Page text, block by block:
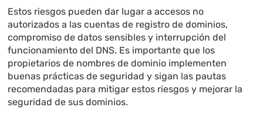
Estos riesgos pueden dar lugar a accesos no
autorizados a las cuentas de registro de dominios,
compromiso de datos sensibles y interrupción del
funcionamiento del DNS. Es importante que los
propietarios de nombres de dominio implementen
buenas prácticas de seguridad y sigan las pautas
recomendadas para mitigar estos riesgos y mejorar la
seguridad de sus dominios.